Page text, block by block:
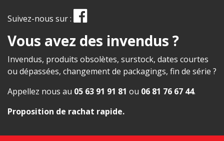
Suivez-nous sur :
Vous avez des invendus ?
Invendus, produits obsolètes, surstock, dates courtes
ou dépassées, changement de packagings, fin de série ?
Appellez nous au 05 63 91 91 81 ou 06 81 76 67 44.
Proposition de rachat rapide.